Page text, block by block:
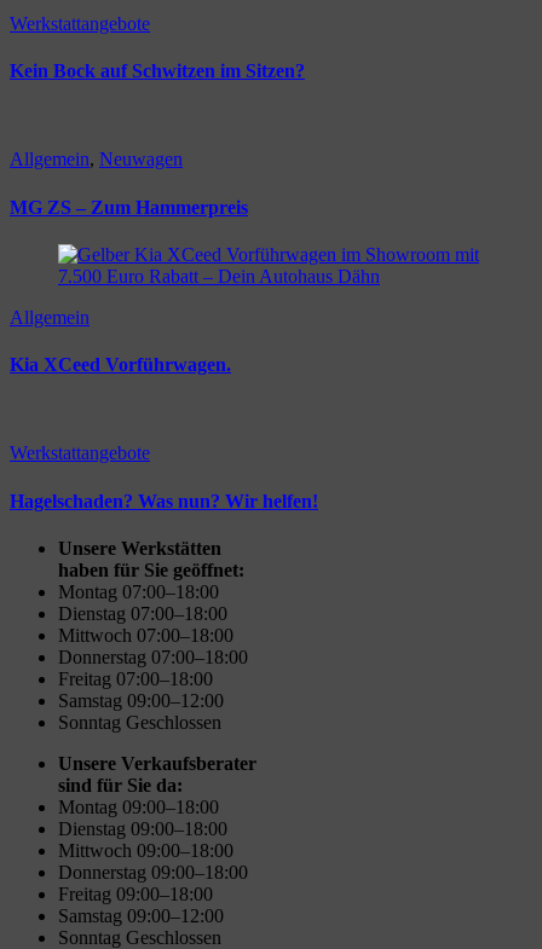
Werkstattangebote
Kein Bock auf Schwitzen im Sitzen?
Allgemein, Neuwagen
MG ZS – Zum Hammerpreis
Allgemein
Kia XCeed Vorführwagen.
Werkstattangebote
Hagelschaden? Was nun? Wir helfen!
Unsere Werkstätten
haben für Sie geöffnet:
Montag 07:00–18:00
Dienstag 07:00–18:00
Mittwoch 07:00–18:00
Donnerstag 07:00–18:00
Freitag 07:00–18:00
Samstag 09:00–12:00
Sonntag Geschlossen
Unsere Verkaufsberater
sind für Sie da:
Montag 09:00–18:00
Dienstag 09:00–18:00
Mittwoch 09:00–18:00
Donnerstag 09:00–18:00
Freitag 09:00–18:00
Samstag 09:00–12:00
Sonntag Geschlossen